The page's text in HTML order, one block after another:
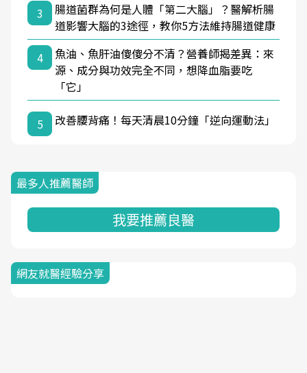
3
腸道菌群為何是人體「第二大腦」？醫解析腸
道影響大腦的3途徑，教你5方法維持腸道健康
4
魚油、魚肝油傻傻分不清？營養師揭差異：來
源、成分與功效完全不同，想降血脂要吃
「它」
5 改善腰背痛！每天清晨10分鐘「逆向運動法」
最多人推薦醫師
我要推薦良醫
網友就醫經驗分享